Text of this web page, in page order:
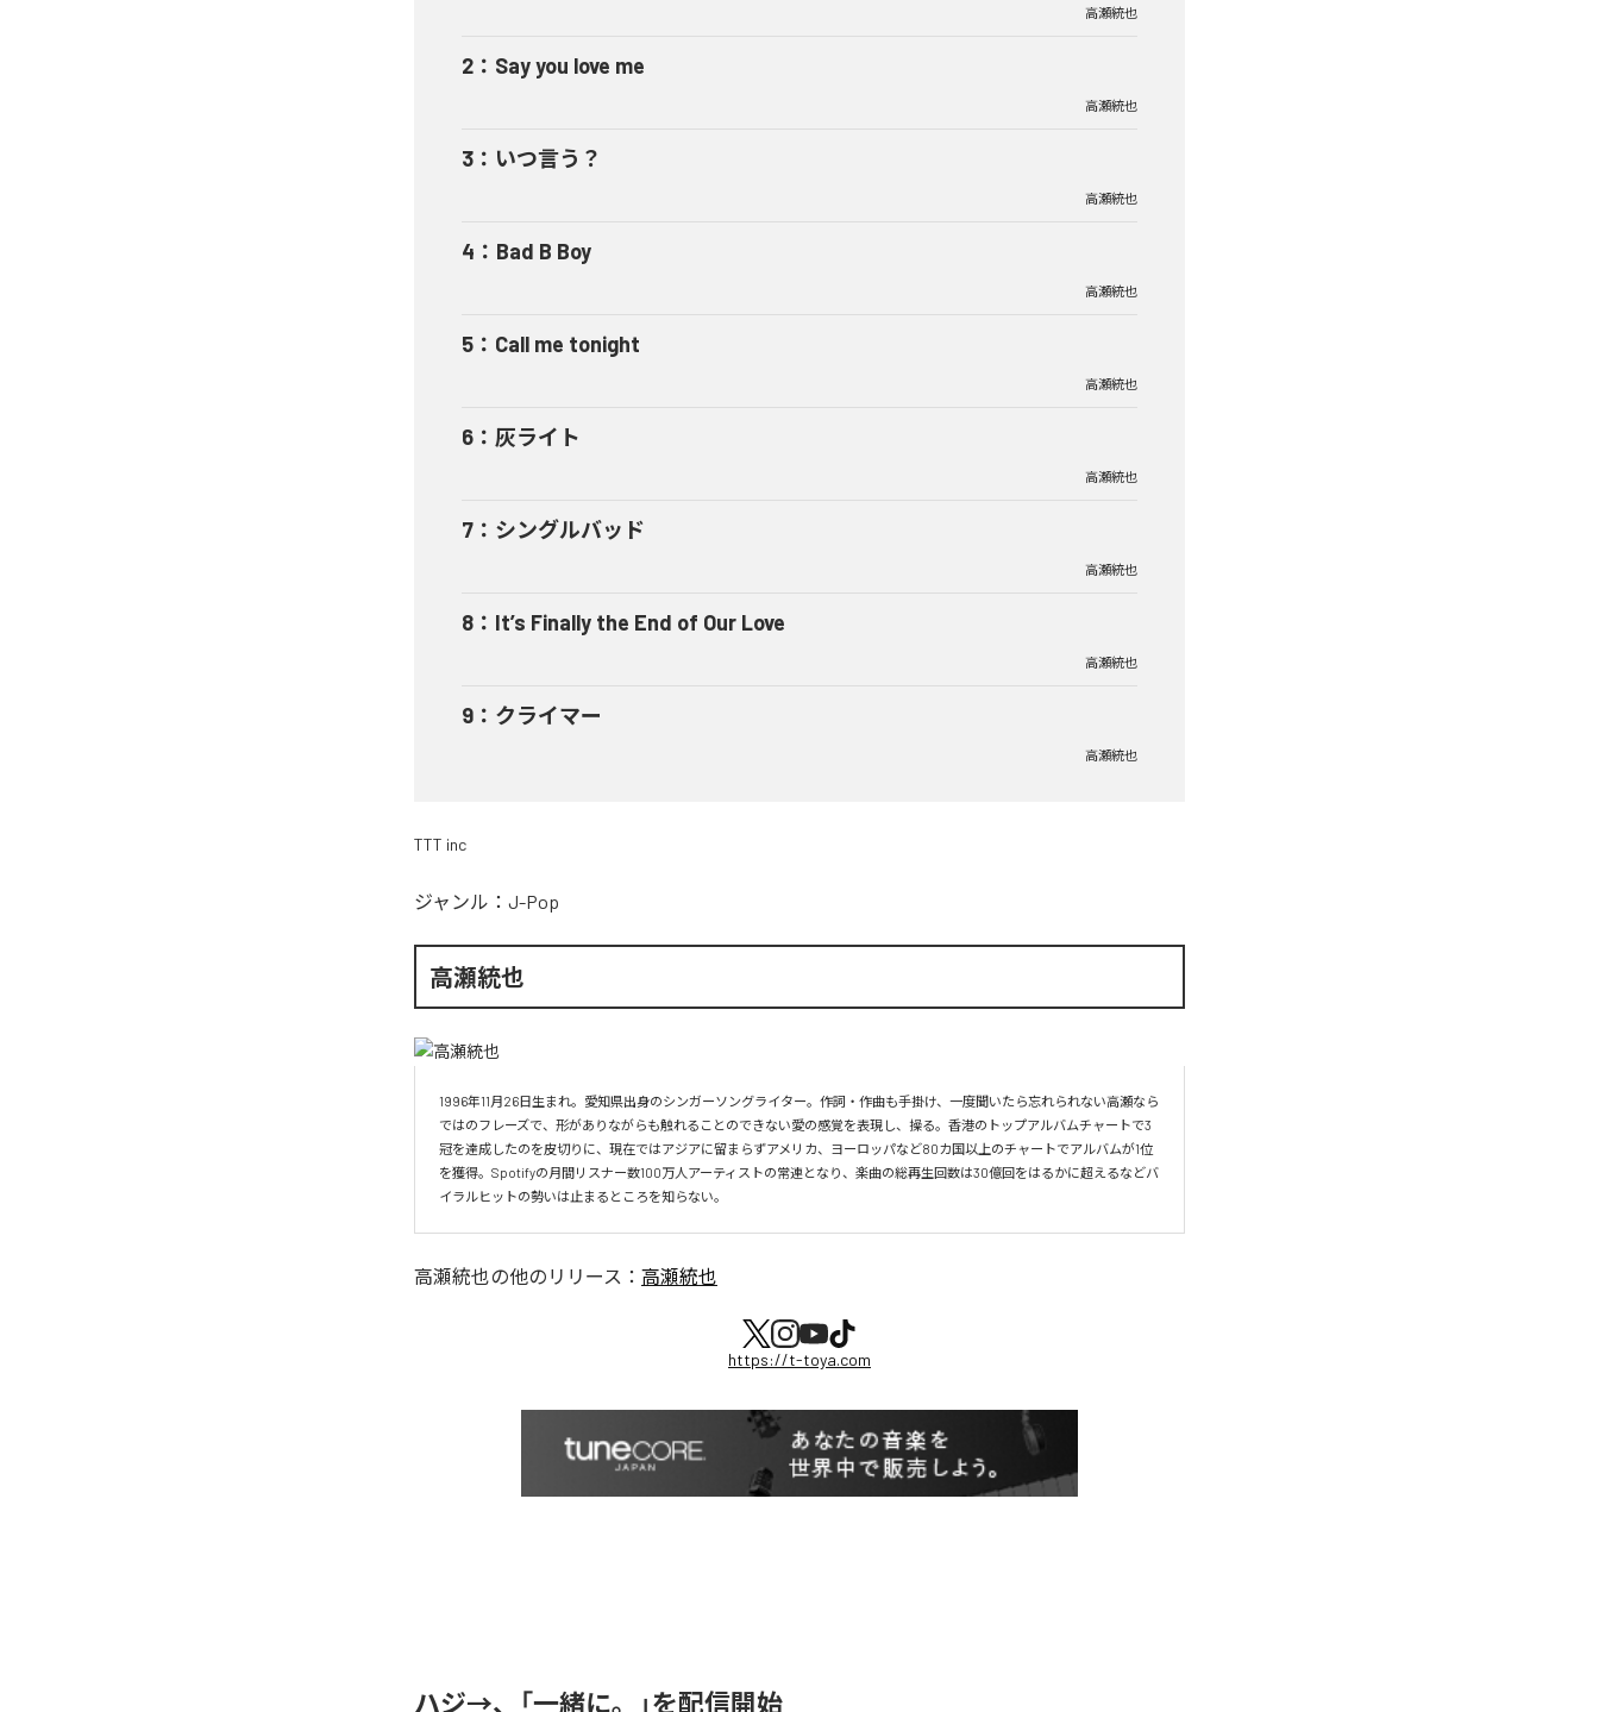
高瀬統也
2 ： Say you love me
高瀬統也
3 ： いつ言う？
高瀬統也
4 ： Bad B Boy
高瀬統也
5 ： Call me tonight
高瀬統也
6 ： 灰ライト
高瀬統也
7 ： シングルバッド
高瀬統也
8 ： It’s Finally the End of Our Love
高瀬統也
9 ： クライマー
高瀬統也
TTT inc
ジャンル： J-Pop
高瀬統也
1996年11月26日生まれ。愛知県出身のシンガーソングライター。作詞・作曲も手掛け、一度聞いたら忘れられない高瀬なら
ではのフレーズで、形がありながらも触れることのできない愛の感覚を表現し、操る。香港のトップアルバムチャートで3
冠を達成したのを皮切りに、現在ではアジアに留まらずアメリカ、ヨーロッパなど80カ国以上のチャートでアルバムが1位
を獲得。Spotifyの月間リスナー数100万人アーティストの常連となり、楽曲の総再生回数は30億回をはるかに超えるなどバ
イラルヒットの勢いは止まるところを知らない。
高瀬統也の他のリリース： 高瀬統也
https://t-toya.com
ハジ→、「一緒に。」を配信開始